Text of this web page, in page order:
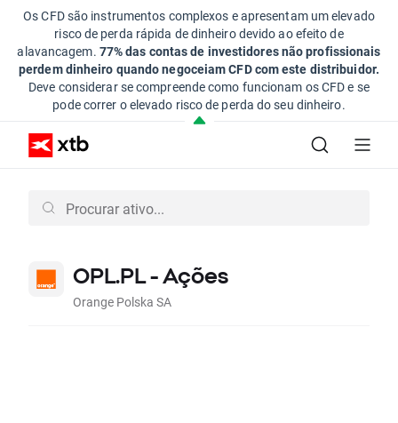
Os CFD são instrumentos complexos e apresentam um elevado
risco de perda rápida de dinheiro devido ao efeito de
alavancagem. 77% das contas de investidores não profissionais
perdem dinheiro quando negoceiam CFD com este distribuidor.
Deve considerar se compreende como funcionam os CFD e se
pode correr o elevado risco de perda do seu dinheiro.
OPL.PL - Ações
Orange Polska SA